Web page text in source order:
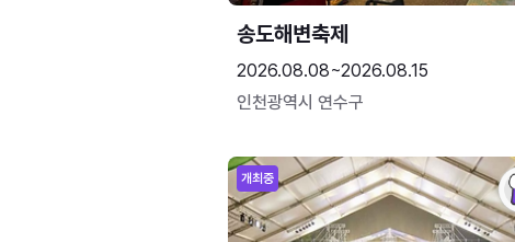
송도해변축제
2026.08.08~2026.08.15
인천광역시 연수구
개최중